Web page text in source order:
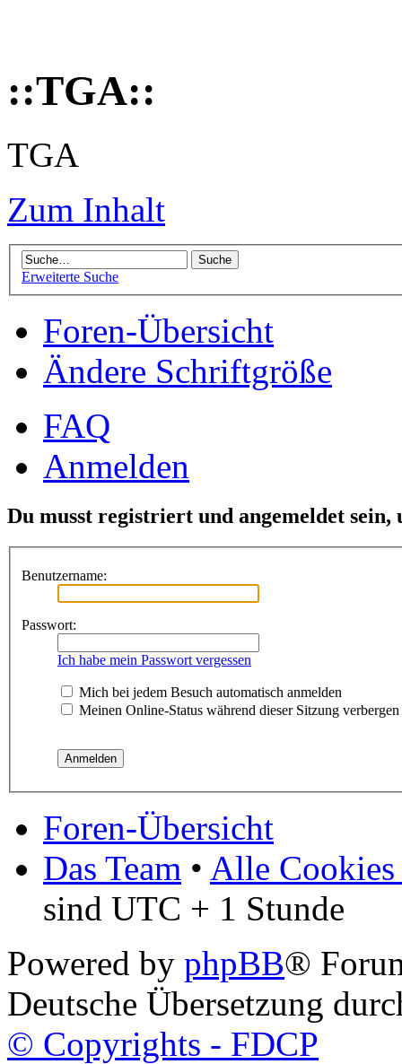
::TGA::
TGA
Zum Inhalt
Erweiterte Suche
Foren-Übersicht
Ändere Schriftgröße
FAQ
Anmelden
Du musst registriert und angemeldet sein,
Benutzername:
Passwort:
Ich habe mein Passwort vergessen
Mich bei jedem Besuch automatisch anmelden
Meinen Online-Status während dieser Sitzung verbergen
Foren-Übersicht
Das Team • Alle Cookies
sind UTC + 1 Stunde
Powered by phpBB®
Deutsche Übersetzung
© Copyrights - FDCP